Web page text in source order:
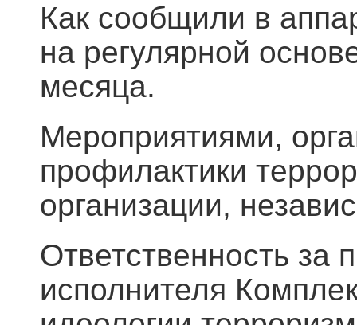
Как сообщили в
на регулярной
месяца.
Мероприятиями,
профилактики
организации,
Ответственность за
исполнителя